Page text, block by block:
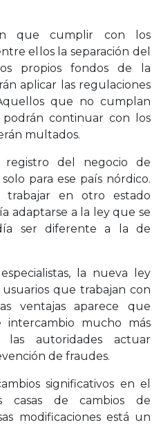
que cumplir con los
ellos la separación del
propios fondos de la
aplicar las regulaciones
que no cumplan
podrán continuar con los
multados.
registro del negocio de
para ese país nórdico.
trabajar en otro estado
adaptarse a la ley que se
ser diferente a la de
la nueva ley
que trabajan con
ventajas aparece que
mucho más
autoridades actuar
de fraudes.
significativos en el
casas de cambios de
modificaciones está un